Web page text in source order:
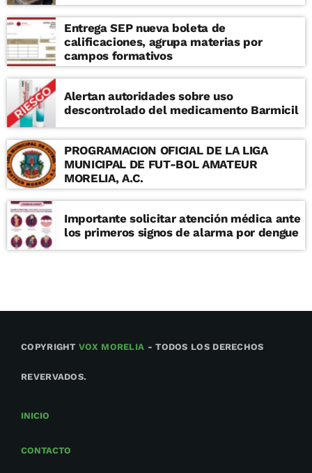
Entrega SEP nueva boleta de
calificaciones, agrupa materias por
campos formativos
Alertan autoridades sobre uso
descontrolado del medicamento Barmicil
PROGRAMACION OFICIAL DE LA LIGA
MUNICIPAL DE FUT-BOL AMATEUR
MORELIA, A.C.
Importante solicitar atención médica ante
los primeros signos de alarma por dengue
COPYRIGHTVOX MORELIA - TODOS LOS DERECHOS
REVERVADOS.
INICIO
CONTACTO